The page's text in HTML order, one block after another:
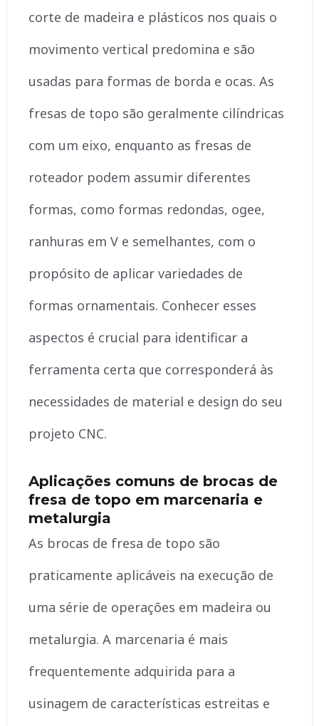
corte de madeira e plásticos nos quais o
movimento vertical predomina e são
usadas para formas de borda e ocas. As
fresas de topo são geralmente cilíndricas
com um eixo, enquanto as fresas de
roteador podem assumir diferentes
formas, como formas redondas, ogee,
ranhuras em V e semelhantes, com o
propósito de aplicar variedades de
formas ornamentais. Conhecer esses
aspectos é crucial para identificar a
ferramenta certa que corresponderá às
necessidades de material e design do seu
projeto CNC.
Aplicações comuns de brocas de
fresa de topo em marcenaria e
metalurgia
As brocas de fresa de topo são
praticamente aplicáveis na execução de
uma série de operações em madeira ou
metalurgia. A marcenaria é mais
frequentemente adquirida para a
usinagem de características estreitas e